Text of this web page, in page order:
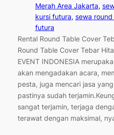
Merah Area Jakarta,
kursi futura, sewa
futura
Rental Round Table Cover
Round Table Cover Tebar
EVENT INDONESIA
akan mengadakan acara,
pesta, juga mencari jasa
pastinya sudah
sangat terjamin, terjaga
terawat dengan maksimal,